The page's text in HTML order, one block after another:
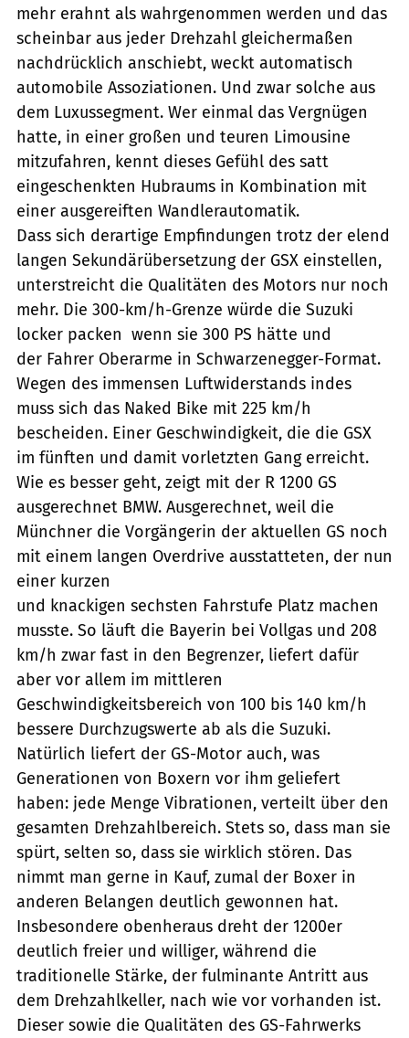
mehr erahnt als wahrgenommen werden und das
scheinbar aus jeder Drehzahl gleichermaßen
nachdrücklich anschiebt, weckt automatisch
automobile Assoziationen. Und zwar solche aus
dem Luxussegment. Wer einmal das Vergnügen
hatte, in einer großen und teuren Limousine
mitzufahren, kennt dieses Gefühl des satt
eingeschenkten Hubraums in Kombination mit
einer ausgereiften Wandlerautomatik.
Dass sich derartige Empfindungen trotz der elend
langen Sekundärübersetzung der GSX einstellen,
unterstreicht die Qualitäten des Motors nur noch
mehr. Die 300-km/h-Grenze würde die Suzuki
locker packen  wenn sie 300 PS hätte und
der Fahrer Oberarme in Schwarzenegger-Format.
Wegen des immensen Luftwiderstands indes
muss sich das Naked Bike mit 225 km/h
bescheiden. Einer Geschwindigkeit, die die GSX
im fünften und damit vorletzten Gang erreicht.
Wie es besser geht, zeigt mit der R 1200 GS
ausgerechnet BMW. Ausgerechnet, weil die
Münchner die Vorgängerin der aktuellen GS noch
mit einem langen Overdrive ausstatteten, der nun
einer kurzen
und knackigen sechsten Fahrstufe Platz machen
musste. So läuft die Bayerin bei Vollgas und 208
km/h zwar fast in den Begrenzer, liefert dafür
aber vor allem im mittleren
Geschwindigkeitsbereich von 100 bis 140 km/h
bessere Durchzugswerte ab als die Suzuki.
Natürlich liefert der GS-Motor auch, was
Generationen von Boxern vor ihm geliefert
haben: jede Menge Vibrationen, verteilt über den
gesamten Drehzahlbereich. Stets so, dass man sie
spürt, selten so, dass sie wirklich stören. Das
nimmt man gerne in Kauf, zumal der Boxer in
anderen Belangen deutlich gewonnen hat.
Insbesondere obenheraus dreht der 1200er
deutlich freier und williger, während die
traditionelle Stärke, der fulminante Antritt aus
dem Drehzahlkeller, nach wie vor vorhanden ist.
Dieser sowie die Qualitäten des GS-Fahrwerks